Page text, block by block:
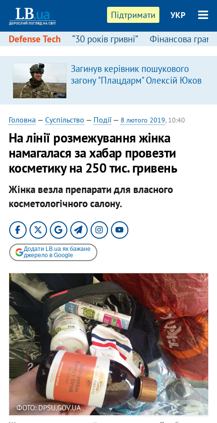
Підтримати УКР
Defense Tech “30 років гривні” Фінансова
Загинув керівник пошукового
загону "Плацдарм" Олексій Юков
Головна — Суспільство — Події— 8 лютого 2019, 10:40
На лінії розмежування жінка
намагалася за хабар провезти
косметику на 250 тис. гривень
Жінка везла препарати для власного
косметологічного салону.
Додати LB.ua як бажане
джерело в Google
ФОТО: DPSU.GOV.UA